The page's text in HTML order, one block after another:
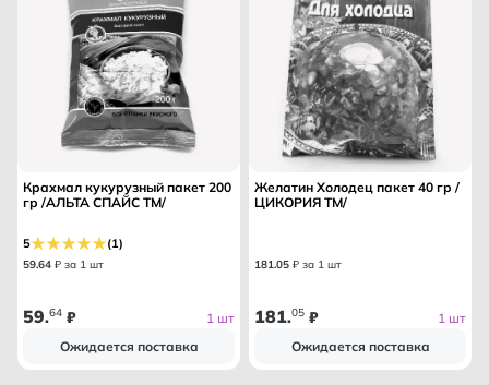
Крахмал кукурузный пакет 200
гр /АЛЬТА СПАЙС ТМ/
5 (1)
59.64 ₽ за 1 шт
59.64 ₽
1 шт
Ожидается поставка
Желатин Холодец пакет 40 гр /
ЦИКОРИЯ ТМ/
181.05 ₽ за 1 шт
181.05 ₽
1 шт
Ожидается поставка